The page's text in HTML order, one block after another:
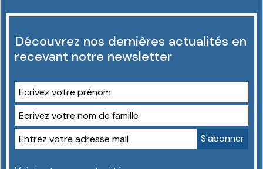
Découvrez nos dernières actualités en
recevant notre newsletter